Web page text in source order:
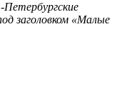
заголовком «Малые